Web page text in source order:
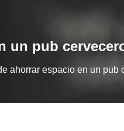
un pub
ahorrar espacio en un pub